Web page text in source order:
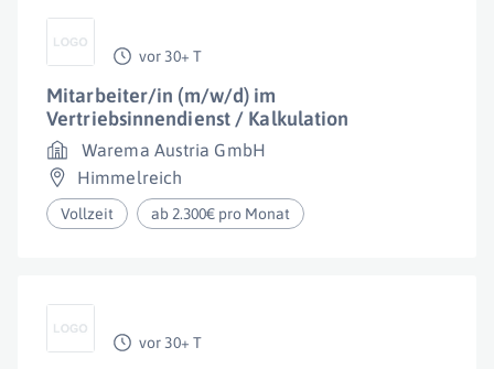
vor 30+ T
Mitarbeiter/in (m/w/d) im
Vertriebsinnendienst / Kalkulation
Warema Austria GmbH
Himmelreich
Vollzeit ab 2.300€ pro Monat
vor 30+ T